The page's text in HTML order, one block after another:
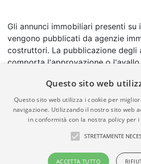
Gli annunci immobiliari presenti
vengono pubblicati da agenzie
costruttori. La pubblicazione degli
comporta l'approvazione o
garanzia da parte di quest'ultima.
quindi non è responsabile della
correttezza, della completezza,
materia di privacy e/o di alcun
suddetti annunci.
© Copyright 2007 - 2026
Questo sito web
Questo sito web utilizza i cookie per
navigazione. Utilizzando il nostro sito web
in conformità con la nostra policy per i
STRETTAMENTE
ACCETTA TUTTO